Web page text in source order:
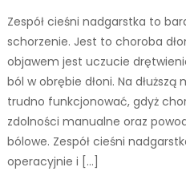
Zespół cieśni nadgarstka to
schorzenie. Jest to choroba
objawem jest uczucie
ból w obrębie dłoni. Na
trudno funkcjonować, gdyż
zdolności manualne oraz
bólowe. Zespół cieśni
operacyjnie i […]